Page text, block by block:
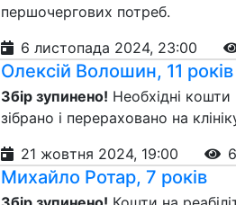
першочергових потреб.
6 листопада 2024, 23:00
Олексій Волошин, 11 років
Збір зупинено! Необхідні
зібрано і перераховано на
21 жовтня 2024, 19:00
Михайло Ротар, 7 років